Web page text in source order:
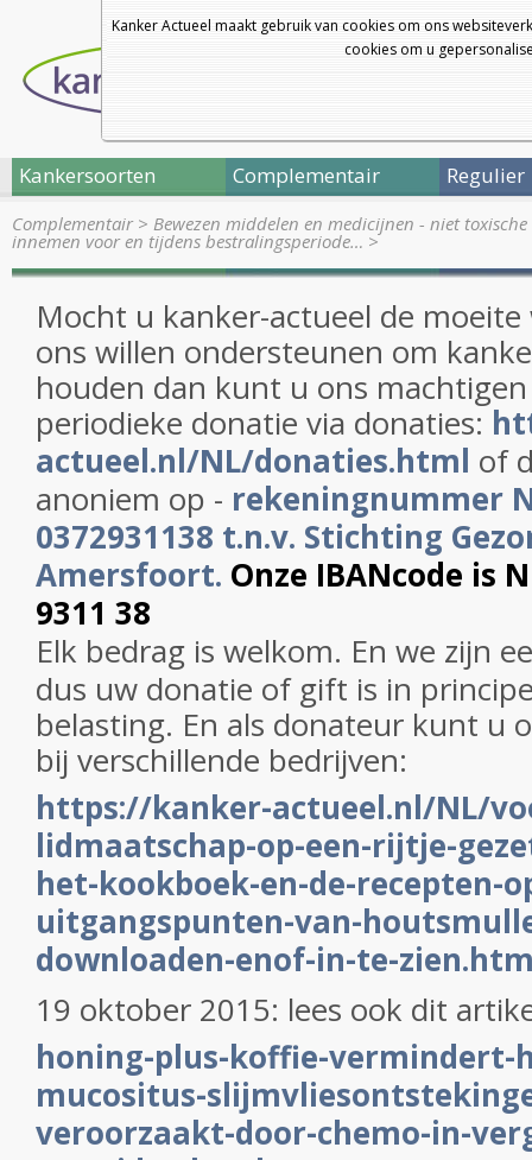
Kanker Actueel maakt gebruik van cookies om ons
cookies om u
Kankersoorten Complementair Regulier
Complementair> Bewezen middelen en medicijnen - niet
innemen voor en tijdens bestralingsperiode… >
Mocht u kanker-actueel de
ons willen ondersteunen om
houden dan kunt u ons
periodieke donatie via donaties:
actueel.nl/NL/donaties.html of
anoniem op - rekeningnummer
0372931138 t.n.v. Stichting
Amersfoort. Onze IBANcode is
9311 38
Elk bedrag is welkom. En we zijn
dus uw donatie of gift is in
belasting. En als donateur kunt u
bij verschillende bedrijven:
https://kanker-actueel.nl/NL/
lidmaatschap-op-een-rijtje-
het-kookboek-en-de-recepten-
uitgangspunten-van-
downloaden-enof-in-te-
19 oktober 2015: lees ook dit
honing-plus-koffie-vermindert-
mucositus-
veroorzaakt-door-chemo-in-